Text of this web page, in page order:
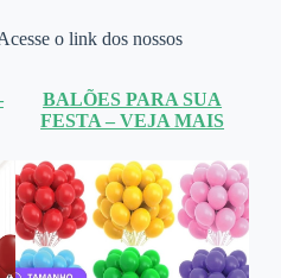
o link dos nossos
BALÕES PARA SUA
FESTA – VEJA MAIS